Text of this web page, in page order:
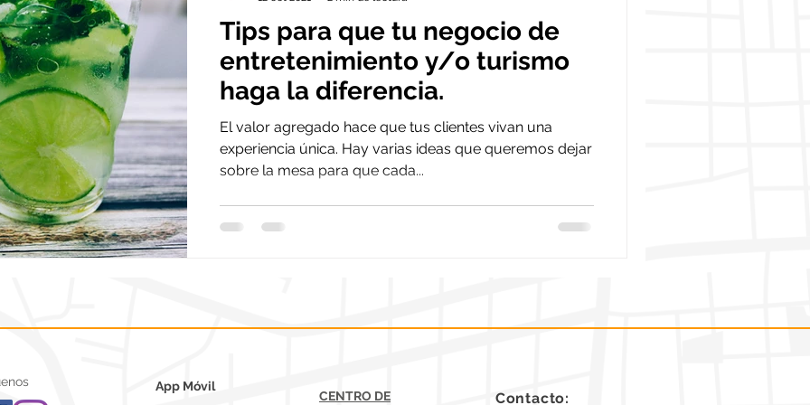
Tips para que tu negocio de
entretenimiento y/o turismo
haga la diferencia.
El valor agregado hace que tus clientes vivan una
experiencia única. Hay varias ideas que queremos dejar
sobre la mesa para que cada...
App Móvil
CENTRO DE Contacto: